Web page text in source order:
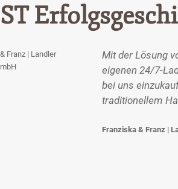
Mit der Lösung
eigenen 24/7-
bei uns
traditionellem
Franziska & Franz |